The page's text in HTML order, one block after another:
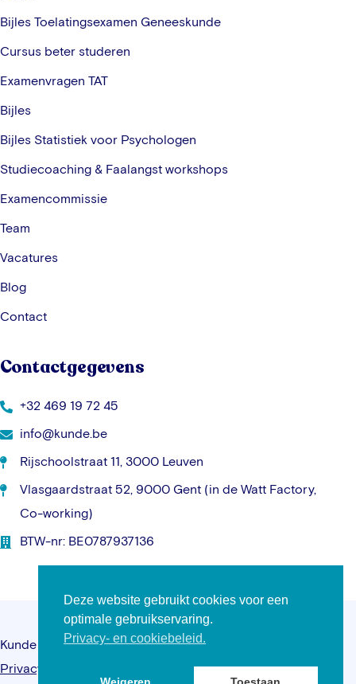
Bijles Toelatingsexamen Geneeskunde
Cursus beter studeren
Examenvragen TAT
Bijles
Bijles Statistiek voor Psychologen
Studiecoaching & Faalangst workshops
Examencommissie
Team
Vacatures
Blog
Contact
Contactgegevens
+32 469 19 72 45
info@kunde.be
Rijschoolstraat 11, 3000 Leuven
Vlasgaardstraat 52, 9000 Gent (in de Watt Factory,
Co-working)
BTW-nr: BE0787937136
Kunde © 2026 – Alle rechten voorbehouden –
Privacybeleid
Algemene voorwaarden–Website
Deze website gebruikt cookies voor een
optimale gebruikservaring.
Privacy- en cookiebeleid.